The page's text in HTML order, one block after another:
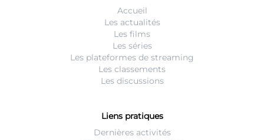
Accueil
Les actualités
Les films
Les séries
Les plateformes de streaming
Les classements
Les discussions
Liens pratiques
Dernières activités